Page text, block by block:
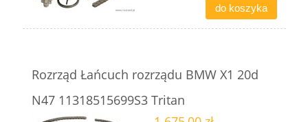
do koszyka
Rozrząd Łańcuch rozrządu BMW X1 20d
N47 11318515699S3 Tritan